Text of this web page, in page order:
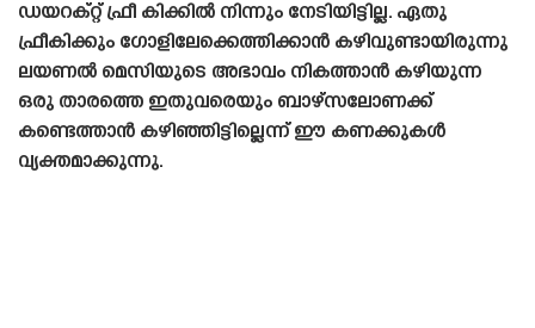
ഡയറക്റ്റ് ഫ്രീ കിക്കിൽ നിന്നും നേടിയിട്ടില്ല. ഏതു
ഫ്രീകിക്കും ഗോളിലേക്കെത്തിക്കാൻ കഴിവുണ്ടായിരുന്നു
ലയണൽ മെസിയുടെ അഭാവം നികത്താൻ കഴിയുന്ന
ഒരു താരത്തെ ഇതുവരെയും ബാഴ്‌സലോണക്ക്
കണ്ടെത്താൻ കഴിഞ്ഞിട്ടില്ലെന്ന് ഈ കണക്കുകൾ
വ്യക്തമാക്കുന്നു.